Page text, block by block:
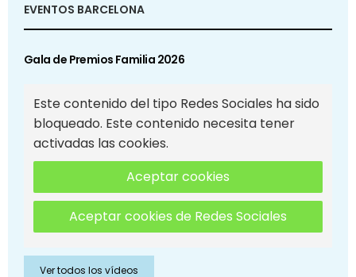
EVENTOS BARCELONA
Gala de Premios Familia 2026
Este contenido del tipo Redes Sociales ha sido
bloqueado. Este contenido necesita tener
activadas las cookies.
Aceptar cookies
Aceptar cookies de Redes Sociales
Ver todos los vídeos